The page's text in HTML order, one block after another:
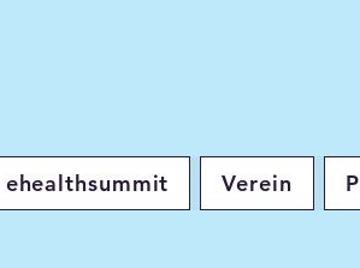
ehealthsummit Verein